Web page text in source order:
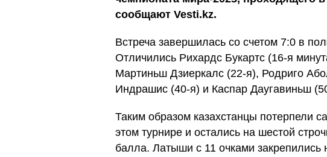
сообщают Vesti.kz.
Встреча завершилась со счетом 7:0 в
Отличились Рихардс Букартс (16-я
Мартиньш Дзиеркалс (22-я), Родриго
Индрашис (40-я) и Каспар Даугавиньш
Таким образом казахстанцы потерпели
этом турнире и остались на шестой
балла. Латыши с 11 очками закрепились